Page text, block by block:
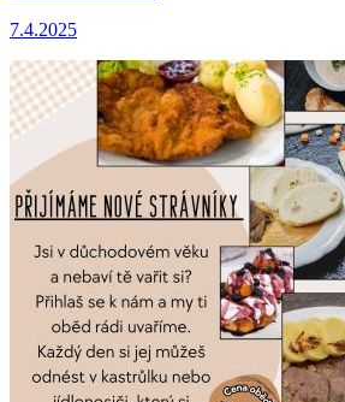
7.4.2025